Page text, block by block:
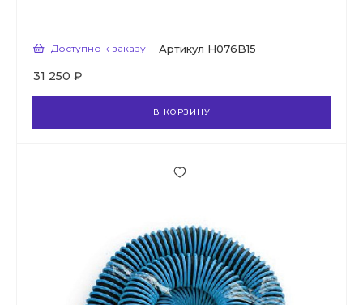
Доступно к заказу Артикул H076B15
31 250 ₽
В КОРЗИНУ